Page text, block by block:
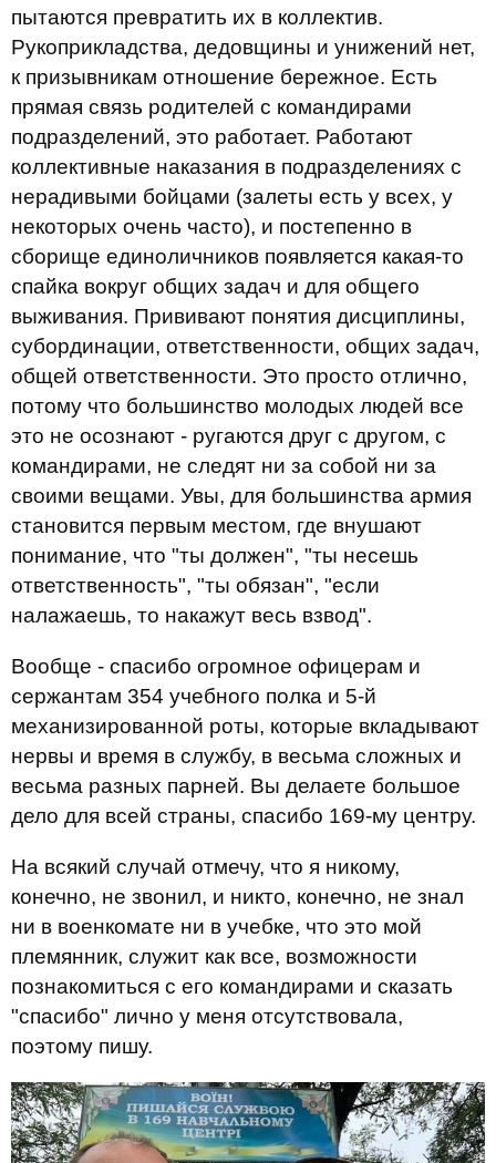
пытаются превратить их в коллектив.
Рукоприкладства, дедовщины и унижений нет,
к призывникам отношение бережное. Есть
прямая связь родителей с командирами
подразделений, это работает. Работают
коллективные наказания в подразделениях с
нерадивыми бойцами (залеты есть у всех, у
некоторых очень часто), и постепенно в
сборище единоличников появляется какая-то
спайка вокруг общих задач и для общего
выживания. Прививают понятия дисциплины,
субординации, ответственности, общих задач,
общей ответственности. Это просто отлично,
потому что большинство молодых людей все
это не осознают - ругаются друг с другом, с
командирами, не следят ни за собой ни за
своими вещами. Увы, для большинства армия
становится первым местом, где внушают
понимание, что "ты должен", "ты несешь
ответственность", "ты обязан", "если
налажаешь, то накажут весь взвод".
Вообще - спасибо огромное офицерам и
сержантам 354 учебного полка и 5-й
механизированной роты, которые вкладывают
нервы и время в службу, в весьма сложных и
весьма разных парней. Вы делаете большое
дело для всей страны, спасибо 169-му центру.
На всякий случай отмечу, что я никому,
конечно, не звонил, и никто, конечно, не знал
ни в военкомате ни в учебке, что это мой
племянник, служит как все, возможности
познакомиться с его командирами и сказать
"спасибо" лично у меня отсутствовала,
поэтому пишу.